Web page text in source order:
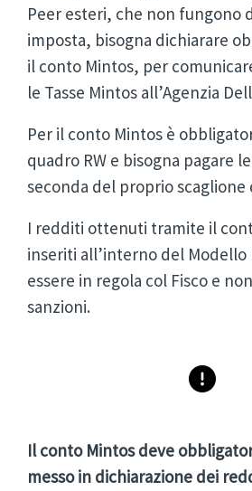
Peer esteri, che non fungono
imposta, bisogna dichiarare
il conto Mintos, per
le Tasse Mintos all’Agenzia
Per il conto Mintos è
quadro RW e bisogna pagare
seconda del proprio
I redditi ottenuti tramite il
inseriti all’interno del Modello
essere in regola col Fisco e
sanzioni.
Il conto Mintos deve
messo in dichiarazione dei